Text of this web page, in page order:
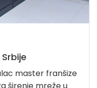
master franšize